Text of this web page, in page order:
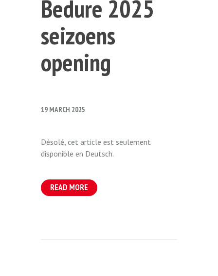
Bedure 2025
seizoens
opening
19 MARCH 2025
Désolé, cet article est seulement
disponible en Deutsch.
READ MORE